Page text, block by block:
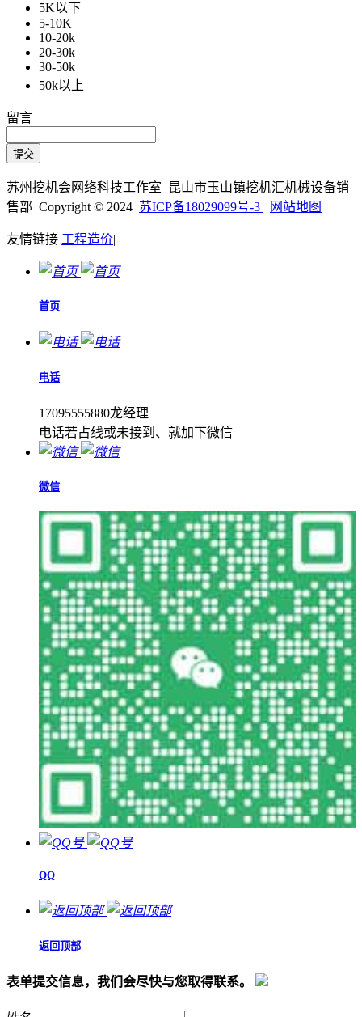
5K以下
5-10K
10-20k
20-30k
30-50k
50k以上
留言
苏州挖机会网络科技工作室 昆山市玉山镇挖机汇机械设备销
售部 Copyright © 2024 苏ICP备18029099号-3 网站地图
友情链接 工程造价|
首页
电话
17095555880龙经理
电话若占线或未接到、就加下微信
微信
QQ
返回顶部
表单提交信息，我们会尽快与您取得联系。